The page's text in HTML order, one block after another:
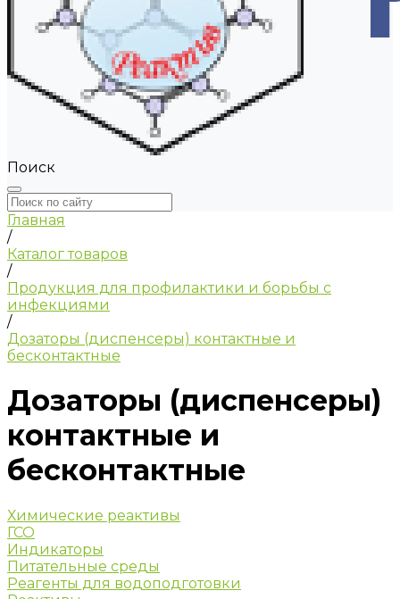
Поиск
Главная
/
Каталог товаров
/
Продукция для профилактики и борьбы с
инфекциями
/
Дозаторы (диспенсеры) контактные и
бесконтактные
Дозаторы (диспенсеры)
контактные и
бесконтактные
Химические реактивы
ГСО
Индикаторы
Питательные среды
Реагенты для водоподготовки